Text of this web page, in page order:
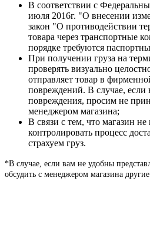
В соответствии с
июля 2016г. "О внесении
закон "О противодействии
товара через транспортные
порядке требуются
При получении груза на
проверять визуально
отправляет товар в
повреждений. В случае,
повреждения, просим не
менеджером магазина;
В связи с тем, что магазин
контролировать процесс
страхуем груз.
*В случае, если вам не удобны
обсудить с менеджером магазина